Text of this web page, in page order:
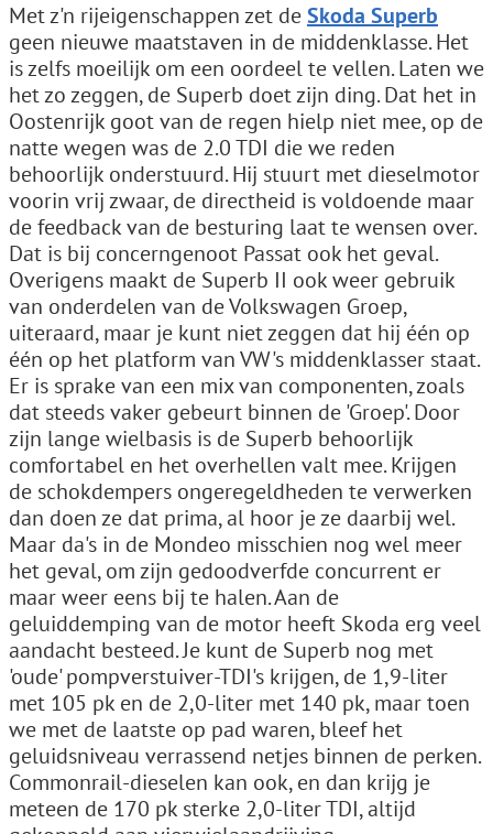
Met z'n rijeigenschappen zet deSkoda Superb
geen nieuwe maatstaven in de middenklasse. Het
is zelfs moeilijk om een oordeel te vellen. Laten we
het zo zeggen, de Superb doet zijn ding. Dat het in
Oostenrijk goot van de regen hielp niet mee, op de
natte wegen was de 2.0 TDI die we reden
behoorlijk onderstuurd. Hij stuurt met dieselmotor
voorin vrij zwaar, de directheid is voldoende maar
de feedback van de besturing laat te wensen over.
Dat is bij concerngenoot Passat ook het geval.
Overigens maakt de Superb II ook weer gebruik
van onderdelen van de Volkswagen Groep,
uiteraard, maar je kunt niet zeggen dat hij één op
één op het platform van VW's middenklasser staat.
Er is sprake van een mix van componenten, zoals
dat steeds vaker gebeurt binnen de 'Groep'. Door
zijn lange wielbasis is de Superb behoorlijk
comfortabel en het overhellen valt mee. Krijgen
de schokdempers ongeregeldheden te verwerken
dan doen ze dat prima, al hoor je ze daarbij wel.
Maar da's in de Mondeo misschien nog wel meer
het geval, om zijn gedoodverfde concurrent er
maar weer eens bij te halen. Aan de
geluiddemping van de motor heeft Skoda erg veel
aandacht besteed. Je kunt de Superb nog met
'oude' pompverstuiver-TDI's krijgen, de 1,9-liter
met 105 pk en de 2,0-liter met 140 pk, maar toen
we met de laatste op pad waren, bleef het
geluidsniveau verrassend netjes binnen de perken.
Commonrail-dieselen kan ook, en dan krijg je
meteen de 170 pk sterke 2,0-liter TDI, altijd